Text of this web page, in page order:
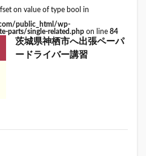
on value of type bool in
public_html/wp-
parts/single-related.php on line 84
茨城県神栖市へ出張ペーパ
ードライバー講習